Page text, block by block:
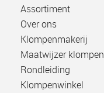
Assortiment
Over ons
Klompenmakerij
Maatwijzer klompen
Rondleiding
Klompenwinkel